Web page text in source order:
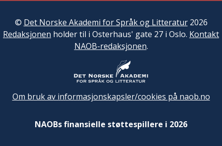
© Det Norske Akademi for Språk og Litteratur2026
Redaksjonen holder til i Osterhaus' gate 27 i Oslo. Kontakt
NAOB-redaksjonen.
Om bruk av informasjonskapsler/cookies på naob.no
NAOBs finansielle støttespillere i 2026